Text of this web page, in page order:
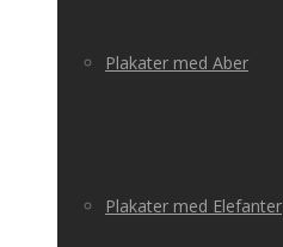
Plakater med Aber
Plakater med Elefanter